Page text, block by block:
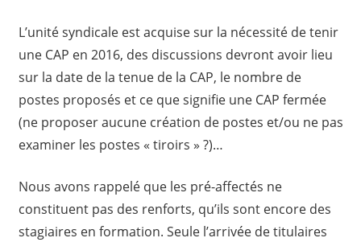
L’unité syndicale est acquise sur la nécessité de tenir
une CAP en 2016, des discussions devront avoir lieu
sur la date de la tenue de la CAP, le nombre de
postes proposés et ce que signifie une CAP fermée
(ne proposer aucune création de postes et/ou ne pas
examiner les postes « tiroirs » ?)…
Nous avons rappelé que les pré-affectés ne
constituent pas des renforts, qu’ils sont encore des
stagiaires en formation. Seule l’arrivée de titulaires